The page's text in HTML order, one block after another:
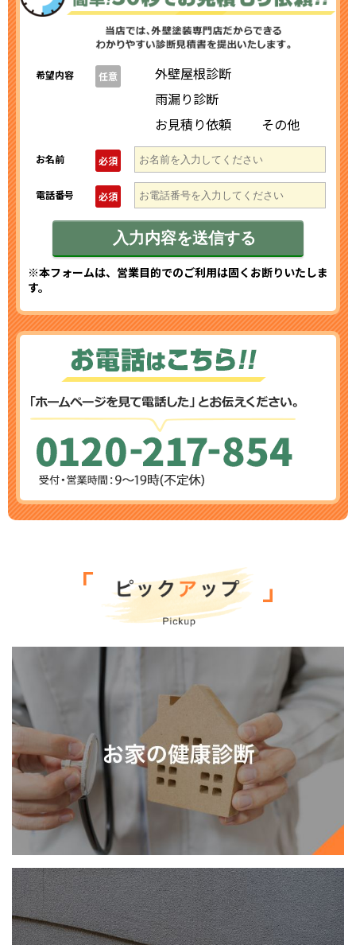
希望内容 任意
外壁屋根診断
雨漏り診断
お見積り依頼
その他
お名前 必須
電話番号 必須
※本フォームは、営業目的でのご利用は固くお断りいたしま
す。